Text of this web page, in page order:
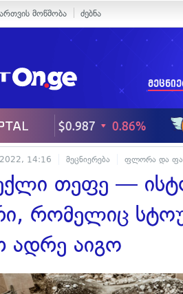
მოწმობა ძებნა
2022, 14:16 მეცნიერება ფლორა და
თეფე —
რომელიც
ადრე აიგო